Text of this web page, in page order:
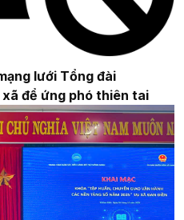
lưới Tổng đài
để ứng phó thiên tai